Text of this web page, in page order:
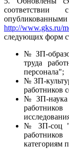
http://www.gks.ru/
следующих форм
№ ЗП-
труда
персонала";
№ ЗП-
работников
№ ЗП-наука
№ ЗП-соц
категориям